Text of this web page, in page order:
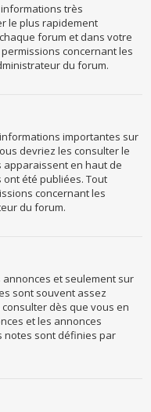
très
le plus rapidement
forum et dans votre
concernant les
du forum.
importantes sur
devriez les consulter le
apparaissent en haut de
été publiées. Tout
concernant les
du forum.
et seulement sur
sont souvent assez
dès que vous en
et les annonces
notes sont définies par